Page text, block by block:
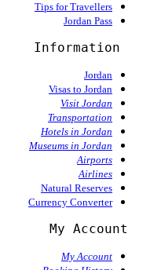
Tips for Travellers
Jordan Pass
Information
Jordan
Visas to Jordan
Visit Jordan
Transportation
Hotels in Jordan
Museums in Jordan
Airports
Airlines
Natural Reserves
Currency Converter
My Account